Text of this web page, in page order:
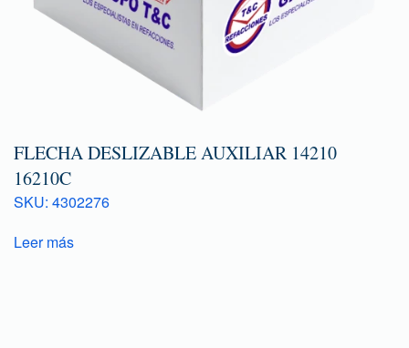
FLECHA DESLIZABLE AUXILIAR 14210
16210C
SKU: 4302276
Leer más